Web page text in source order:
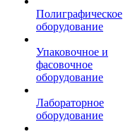
Полиграфическое
оборудование
Упаковочное и
фасовочное
оборудование
Лабораторное
оборудование